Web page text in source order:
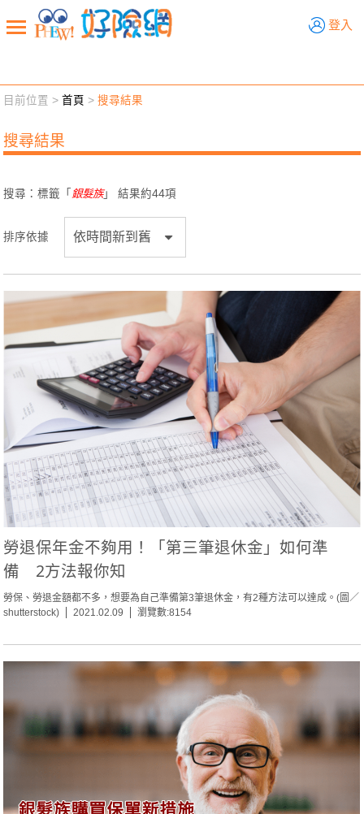
登入
新聞觀點 業務交流
退休先準備 好險學堂 輔銷工具 活動專區
目前位置 >首頁 >搜尋結果
搜尋結果
搜尋：標籤「銀髮族」 結果約44項
排序依據
勞退保年金不夠用！「第三筆退休金」如何準
備 2方法報你知
勞保、勞退金額都不多，想要為自己準備第3筆退休金，有2種方法可以達成。(圖／
shutterstock)
2021.02.09 瀏覽數:8154